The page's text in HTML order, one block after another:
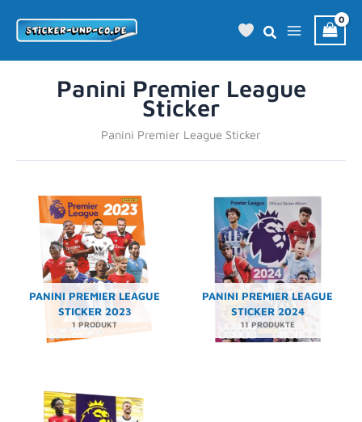
Inhalt
Panini Premier League
Sticker
Panini Premier League Sticker
PANINI PREMIER LEAGUE
STICKER 2023
1 PRODUKT
PANINI PREMIER LEAGUE
STICKER 2024
11 PRODUKTE